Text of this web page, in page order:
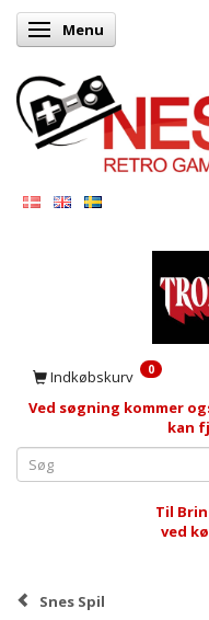
Skifte navigation
Menu
Indkøbskurv 0
Ved søgning kommer
kan
Til
ved
Snes Spil